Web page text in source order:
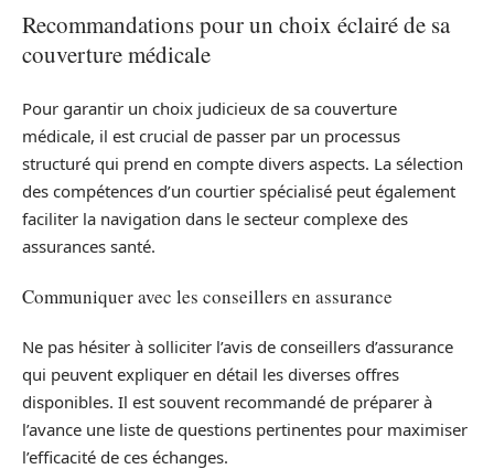
Recommandations pour un choix éclairé de sa
couverture médicale
Pour garantir un choix judicieux de sa couverture
médicale, il est crucial de passer par un processus
structuré qui prend en compte divers aspects. La sélection
des compétences d’un courtier spécialisé peut également
faciliter la navigation dans le secteur complexe des
assurances santé.
Communiquer avec les conseillers en assurance
Ne pas hésiter à solliciter l’avis de conseillers d’assurance
qui peuvent expliquer en détail les diverses offres
disponibles. Il est souvent recommandé de préparer à
l’avance une liste de questions pertinentes pour maximiser
l’efficacité de ces échanges.